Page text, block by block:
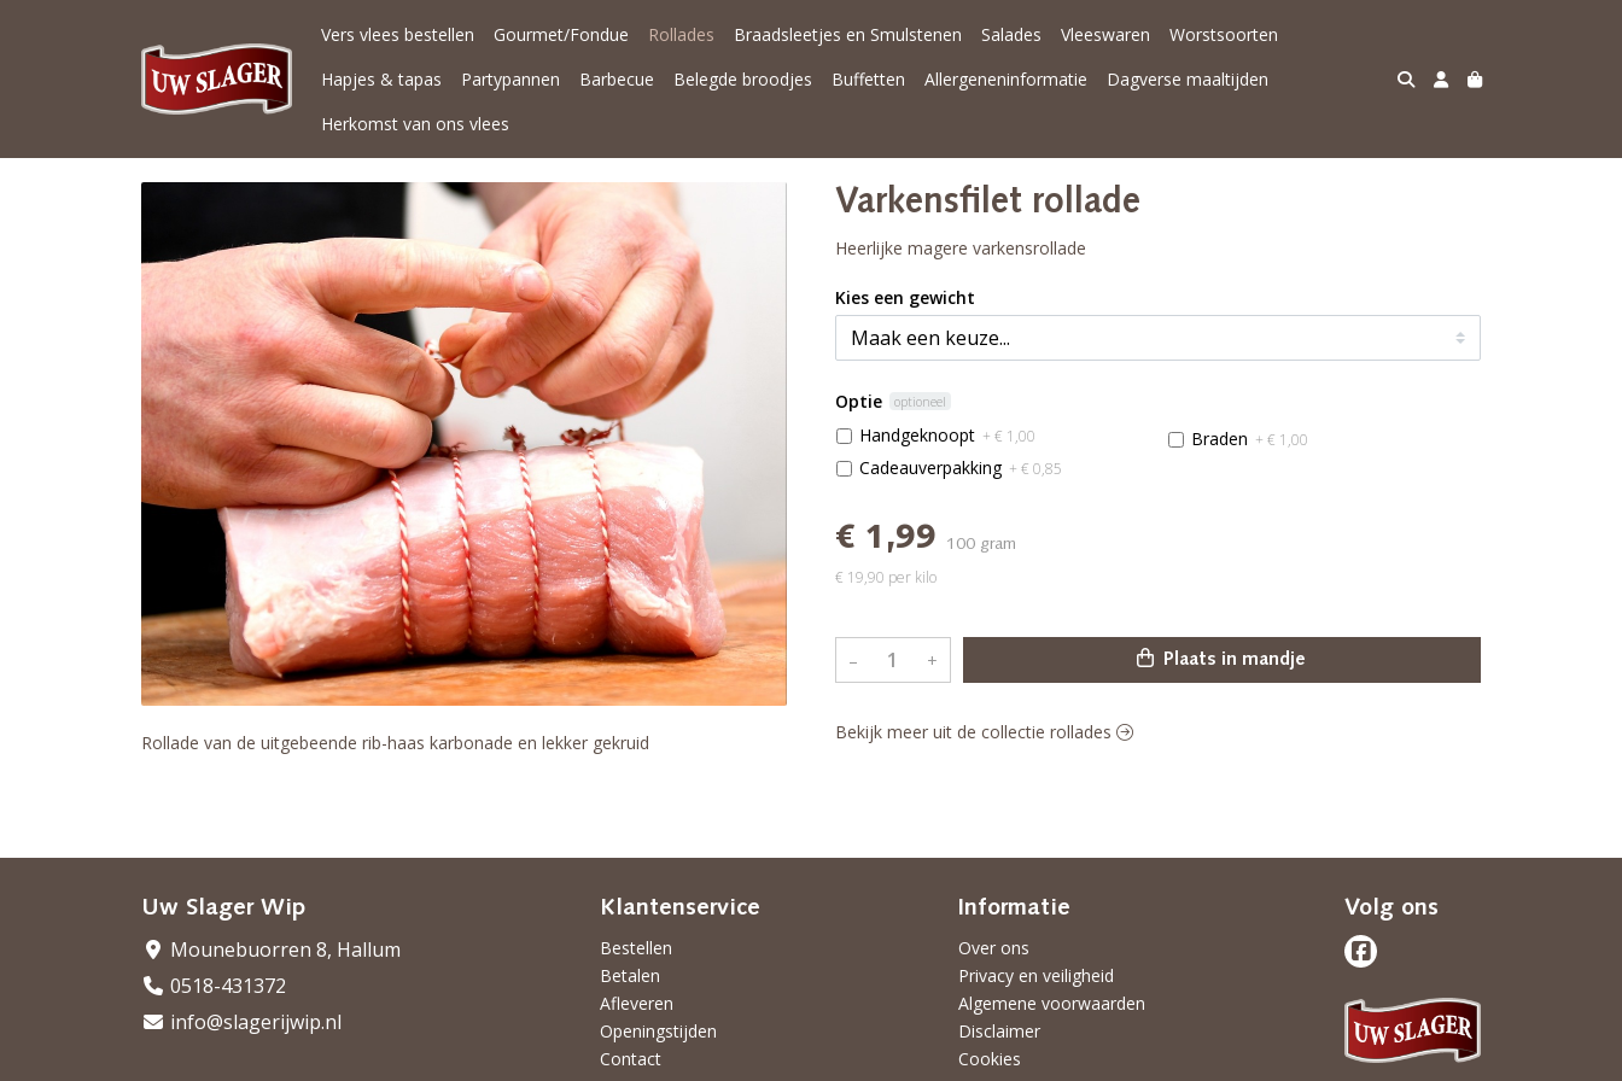
Vers vlees bestellen Gourmet/Fondue Rollades Braadsleetjes en Smulstenen Salades Vleeswaren
Worstsoorten
Hapjes & tapas
Partypannen Barbecue Belegde broodjes Buffetten Allergeneninformatie
Dagverse maaltijden
Herkomst van ons vlees
Rollade van de uitgebeende rib-haas karbonade en lekker gekruid
Varkensfilet rollade
Heerlijke magere varkensrollade
Kies een gewicht
Optie optioneel
Handgeknoopt + € 1,00
Cadeauverpakking + € 0,85
Braden + € 1,00
€ 1,99 100 gram
€ 19,90 per kilo
– + Plaats in mandje
Bekijk meer uit de collectie rollades
Uw Slager Wip
Mounebuorren 8, Hallum
0518-431372
info@slagerijwip.nl
Klantenservice
Bestellen
Betalen
Afleveren
Openingstijden
Contact
Informatie
Over ons
Privacy en veiligheid
Algemene voorwaarden
Disclaimer
Cookies
Volg ons